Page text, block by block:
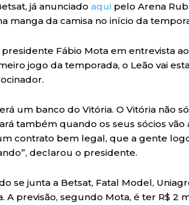
já anunciado aqui pelo Arena
manga da camisa no início da
Fábio Mota em entrevista ao
jogo da temporada, o Leão vai
um banco do Vitória. O Vitória não
também quando os seus sócios vão
contrato bem legal, que a gente
declarou o presidente.
se junta a Betsat, Fatal Model,
A previsão, segundo Mota, é ter R$ 2